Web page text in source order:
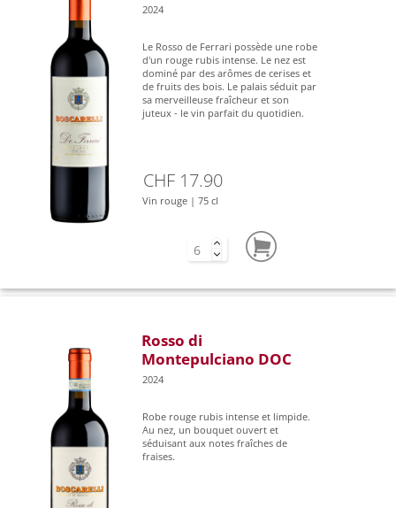
2024
Le Rosso de Ferrari possède une robe
d'un rouge rubis intense. Le nez est
dominé par des arômes de cerises et
de fruits des bois. Le palais séduit par
sa merveilleuse fraîcheur et son
juteux - le vin parfait du quotidien.
CHF 17.90
Vin rouge | 75 cl
Rosso di
Montepulciano DOC
2024
Robe rouge rubis intense et limpide.
Au nez, un bouquet ouvert et
séduisant aux notes fraîches de
fraises.